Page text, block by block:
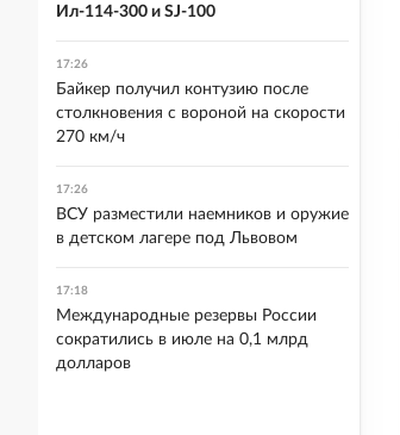
Ил-114-300 и SJ-100
17:26
Байкер получил контузию после
столкновения с вороной на скорости
270 км/ч
17:26
ВСУ разместили наемников и оружие
в детском лагере под Львовом
17:18
Международные резервы России
сократились в июле на 0,1 млрд
долларов